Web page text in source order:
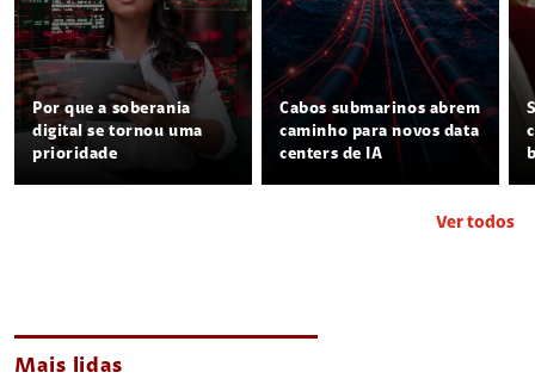
Por que a soberania
digital se tornou uma
prioridade
Cabos submarinos abrem
caminho para novos data
centers de IA
Ver todos
Mais lidas